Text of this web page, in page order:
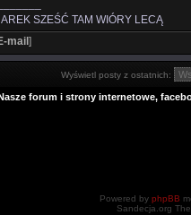
SZEŚĆ TAM WIÓRY LECĄ
mail ]
Wyświetl posty z ostatnich:
forum i strony internetowe,
Powered by phpBB
Sandecja.org